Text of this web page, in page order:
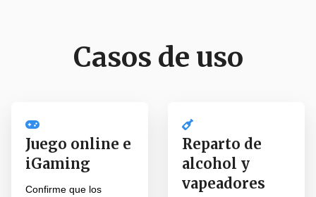
Casos de uso
Juego online e
iGaming
Confirme que los
Reparto de
alcohol y
vapeadores